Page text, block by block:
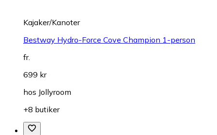
Kajaker/Kanoter
Bestway Hydro-Force Cove Champion 1-person
fr.
699 kr
hos Jollyroom
+8 butiker